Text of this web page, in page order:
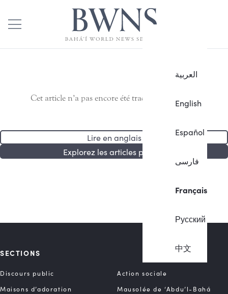
العربية
English
Español
فارسی
Français
Русский
中文
Cet article n’a pas encore été traduit en français.
Lire en anglais
Explorez les articles publiés
SECTIONS
Discours public
Action sociale
Maisons d’adoration
Mausolée de ‘Abdu’l-Bahá